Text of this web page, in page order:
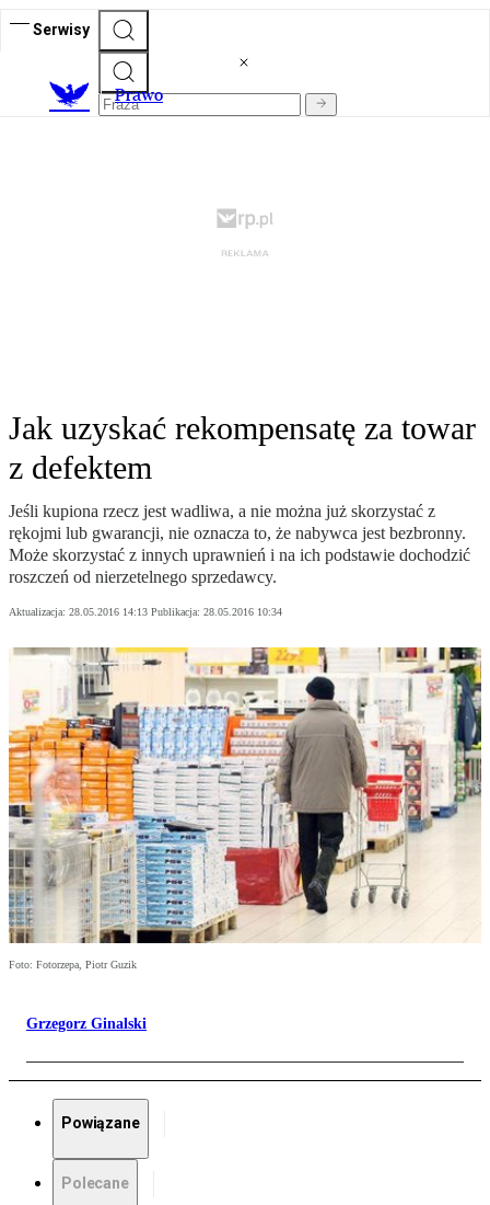
Serwisy
Prawo
Jak uzyskać rekompensatę za towar
z defektem
Jeśli kupiona rzecz jest wadliwa, a nie można już skorzystać z
rękojmi lub gwarancji, nie oznacza to, że nabywca jest bezbronny.
Może skorzystać z innych uprawnień i na ich podstawie dochodzić
roszczeń od nierzetelnego sprzedawcy.
Aktualizacja: 28.05.2016 14:13 Publikacja: 28.05.2016 10:34
Foto: Fotorzepa, Piotr Guzik
Grzegorz Ginalski
Powiązane
Polecane